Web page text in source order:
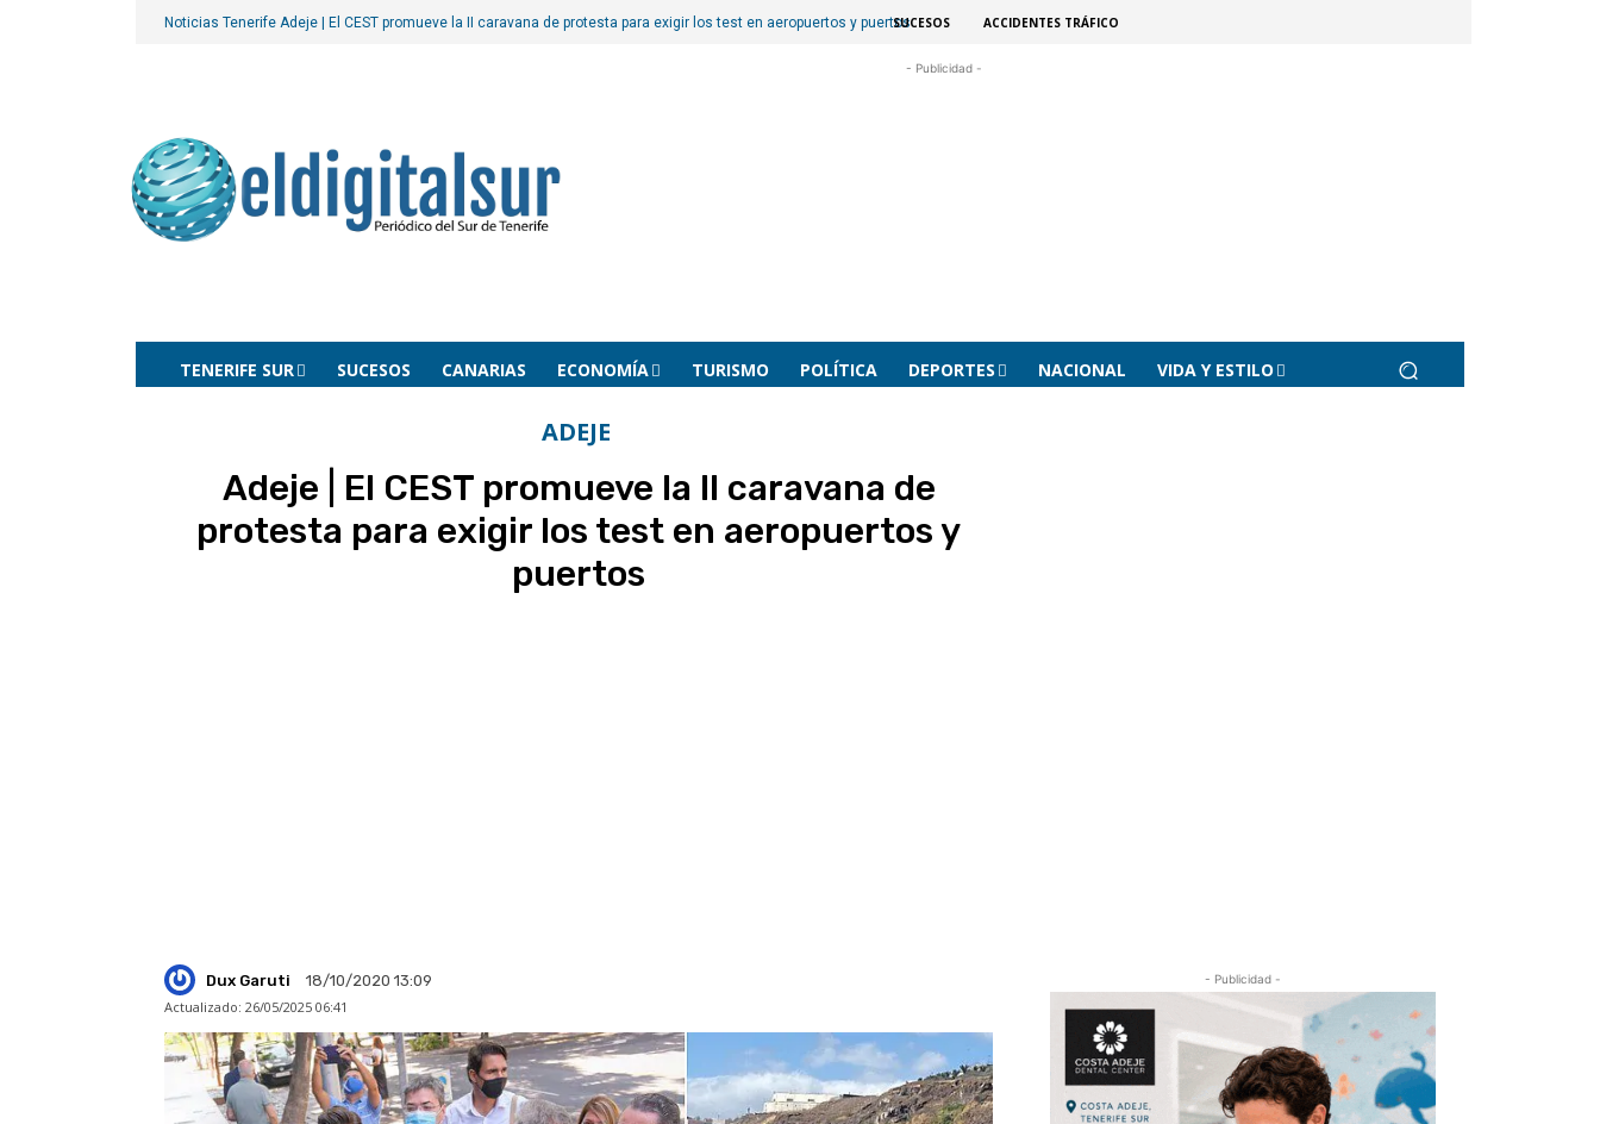
Noticias Tenerife Adeje | El CEST promueve la II caravana de protesta para exigir los test en aeropuertos y puertosSUCESOS ACCIDENTES TRÁFICO
- Publicidad -
TENERIFE SUR SUCESOS CANARIAS ECONOMÍA TURISMO POLÍTICA DEPORTES NACIONAL VIDA Y ESTILO
ADEJE
Adeje | El CEST promueve la II caravana de
protesta para exigir los test en aeropuertos y
puertos
Dux Garuti
18/10/2020 13:09
Actualizado: 26/05/2025 06:41
- Publicidad -